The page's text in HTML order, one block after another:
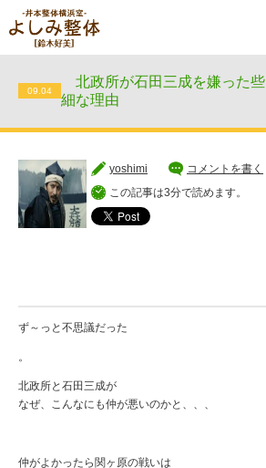
09.04
北政所が石田三成を嫌った些
細な理由
yoshimi
コメントを書く
この記事は3分で読めます。
ず～っと不思議だった
。
北政所と石田三成が
なぜ、こんなにも仲が悪いのかと、、、
仲がよかったら関ヶ原の戦いは